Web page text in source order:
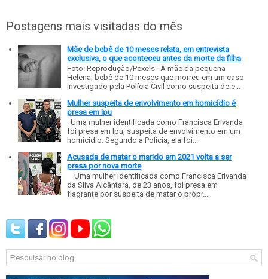
Postagens mais visitadas do mês
Mãe de bebê de 10 meses relata, em entrevista
exclusiva, o que aconteceu antes da morte da filha
Foto: Reprodução/Pexels A mãe da pequena
Helena, bebê de 10 meses que morreu em um caso
investigado pela Polícia Civil como suspeita de e...
Mulher suspeita de envolvimento em homicídio é
presa em Ipu
Uma mulher identificada como Francisca Erivanda
foi presa em Ipu, suspeita de envolvimento em um
homicídio. Segundo a Polícia, ela foi...
Acusada de matar o marido em 2021 volta a ser
presa por nova morte
Uma mulher identificada como Francisca Erivanda
da Silva Alcântara, de 23 anos, foi presa em
flagrante por suspeita de matar o própr...